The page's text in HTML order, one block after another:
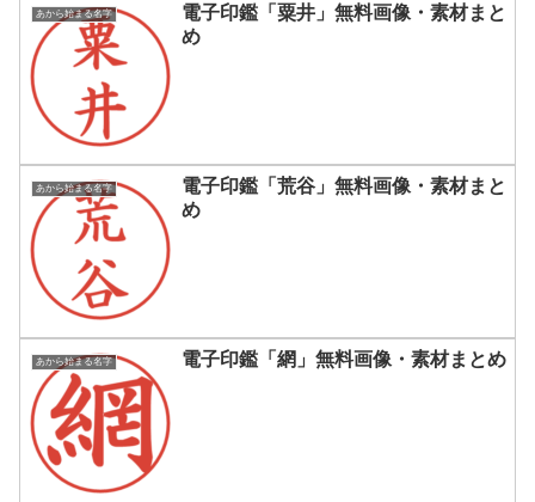
あから始まる名字
電子印鑑「粟井」無料画像・素材まと
め
あから始まる名字
電子印鑑「荒谷」無料画像・素材まと
め
あから始まる名字 電子印鑑「網」無料画像・素材まとめ